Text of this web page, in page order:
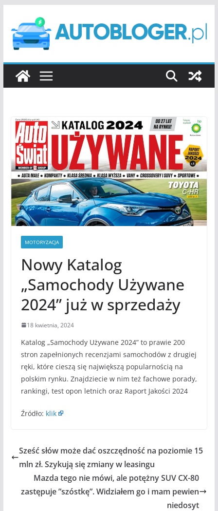
treści
MOTORYZACJA
Nowy Katalog
„Samochody Używane
2024” już w sprzedaży
18 kwietnia, 2024
Katalog „Samochody Używane 2024” to prawie 200
stron zapełnionych recenzjami samochodów z drugiej
ręki, które cieszą się największą popularnością na
polskim rynku. Znajdziecie w nim też fachowe porady,
rankingi, test opon letnich oraz Raport Jakości 2024
Źródło: klik
Sześć słów może dać oszczędność na poziomie 15
mln zł. Szykują się zmiany w leasingu
Mazda tego nie mówi, ale potężny SUV CX-80
zastępuje ”szóstkę”. Widziałem go i mam pewien
niedosyt